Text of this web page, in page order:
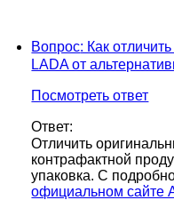
Вопрос: Как
LADA от
Посмотреть ответ
Ответ:
Отличить
контрафактной
упаковка. С
официальном